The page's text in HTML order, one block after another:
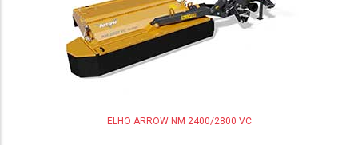
ELHO ARROW NM 2400/2800 VC